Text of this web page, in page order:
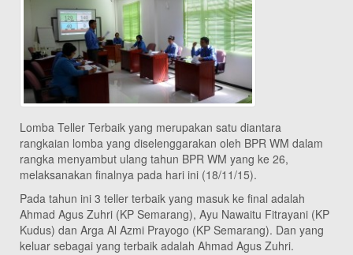
Lomba Teller Terbaik yang merupakan satu diantara
rangkaian lomba yang diselenggarakan oleh BPR WM dalam
rangka menyambut ulang tahun BPR WM yang ke 26,
melaksanakan finalnya pada hari ini (18/11/15).
Pada tahun ini 3 teller terbaik yang masuk ke final adalah
Ahmad Agus Zuhri (KP Semarang), Ayu Nawaitu Fitrayani (KP
Kudus) dan Arga Al Azmi Prayogo (KP Semarang). Dan yang
keluar sebagai yang terbaik adalah Ahmad Agus Zuhri.